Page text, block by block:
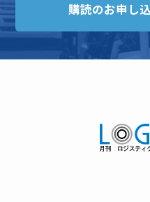
購読のお申し